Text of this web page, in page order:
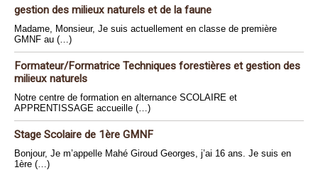
gestion des milieux naturels et de la faune
Madame, Monsieur, Je suis actuellement en classe de première
GMNF au (…)
Formateur/Formatrice Techniques forestières et gestion des
milieux naturels
Notre centre de formation en alternance SCOLAIRE et
APPRENTISSAGE accueille (…)
Stage Scolaire de 1ère GMNF
Bonjour, Je m’appelle Mahé Giroud Georges, j’ai 16 ans. Je suis en
1ère (…)